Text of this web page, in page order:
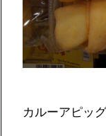
カルーアピッ